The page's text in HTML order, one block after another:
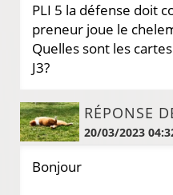
PLI 5 la défense doit
preneur joue le
Quelles sont les
J3?
RÉPONSE
20/03/2023
Bonjour